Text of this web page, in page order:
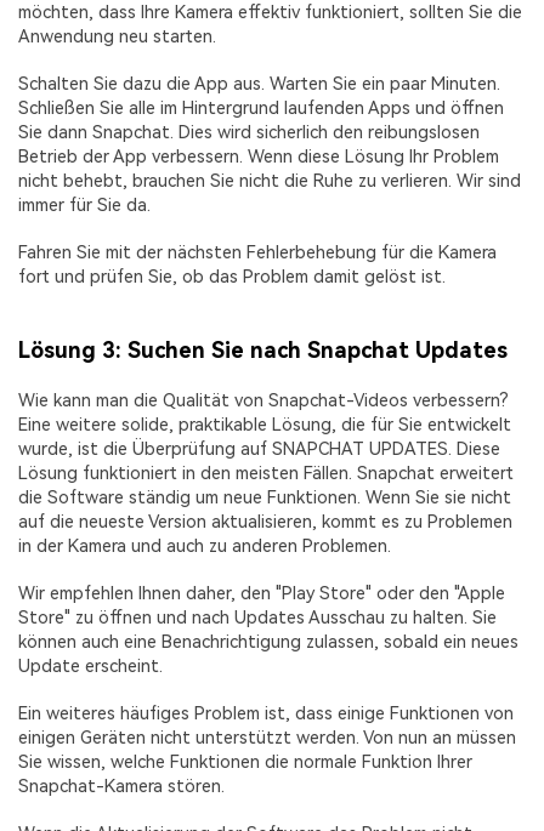
möchten, dass Ihre Kamera effektiv funktioniert, sollten Sie die
Anwendung neu starten.
Schalten Sie dazu die App aus. Warten Sie ein paar Minuten.
Schließen Sie alle im Hintergrund laufenden Apps und öffnen
Sie dann Snapchat. Dies wird sicherlich den reibungslosen
Betrieb der App verbessern. Wenn diese Lösung Ihr Problem
nicht behebt, brauchen Sie nicht die Ruhe zu verlieren. Wir sind
immer für Sie da.
Fahren Sie mit der nächsten Fehlerbehebung für die Kamera
fort und prüfen Sie, ob das Problem damit gelöst ist.
Lösung 3: Suchen Sie nach Snapchat Updates
Wie kann man die Qualität von Snapchat-Videos verbessern?
Eine weitere solide, praktikable Lösung, die für Sie entwickelt
wurde, ist die Überprüfung auf SNAPCHAT UPDATES. Diese
Lösung funktioniert in den meisten Fällen. Snapchat erweitert
die Software ständig um neue Funktionen. Wenn Sie sie nicht
auf die neueste Version aktualisieren, kommt es zu Problemen
in der Kamera und auch zu anderen Problemen.
Wir empfehlen Ihnen daher, den "Play Store" oder den "Apple
Store" zu öffnen und nach Updates Ausschau zu halten. Sie
können auch eine Benachrichtigung zulassen, sobald ein neues
Update erscheint.
Ein weiteres häufiges Problem ist, dass einige Funktionen von
einigen Geräten nicht unterstützt werden. Von nun an müssen
Sie wissen, welche Funktionen die normale Funktion Ihrer
Snapchat-Kamera stören.